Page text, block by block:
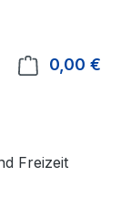
0,00 €
Freizeit